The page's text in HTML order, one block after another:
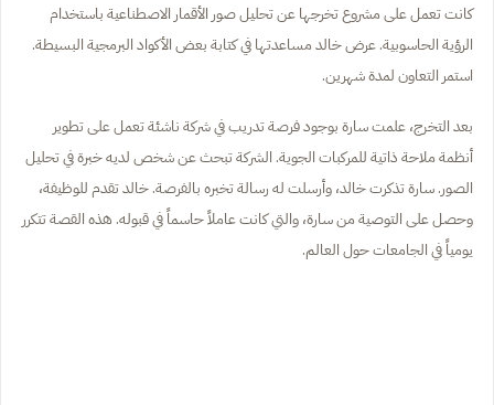
كانت تعمل على مشروع تخرجها عن تحليل صور الأقمار الاصطناعية باستخدام
الرؤية الحاسوبية. عرض خالد مساعدتها في كتابة بعض الأكواد البرمجية البسيطة.
استمر التعاون لمدة شهرين.
بعد التخرج، علمت سارة بوجود فرصة تدريب في شركة ناشئة تعمل على تطوير
أنظمة ملاحة ذاتية للمركبات الجوية. الشركة تبحث عن شخص لديه خبرة في تحليل
الصور. سارة تذكرت خالد، وأرسلت له رسالة تخبره بالفرصة. خالد تقدم للوظيفة،
وحصل على التوصية من سارة، والتي كانت عاملاً حاسماً في قبوله. هذه القصة تتكرر
يومياً في الجامعات حول العالم.